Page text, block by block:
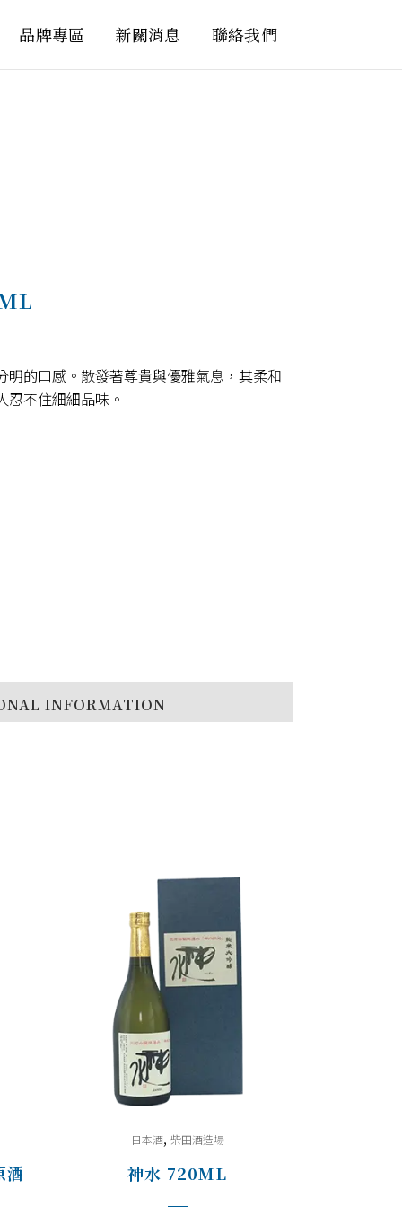
品牌專區 新關消息 聯絡我們
明的口感。散發著尊貴與優雅氣息，其柔和
忍不住細細品味。
INFORMATION
酒
日本酒, 柴田酒造場
神水 720ML